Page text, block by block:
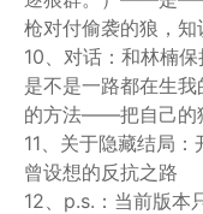
枪对付偷袭的狼，知
10、对话：和林楠
是不是一路都在生
的方法——把自己的
11、关于隐藏结局
曾设想的反抗之路
12、p.s.：当前版本